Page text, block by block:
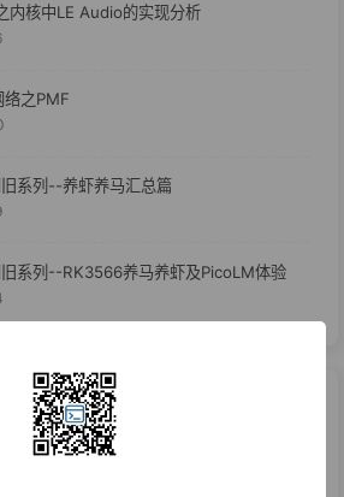
内核中LE Audio的实现分析
之PMF
系列--养虾养马汇总篇
系列--RK3566养马养虾及PicoLM体验